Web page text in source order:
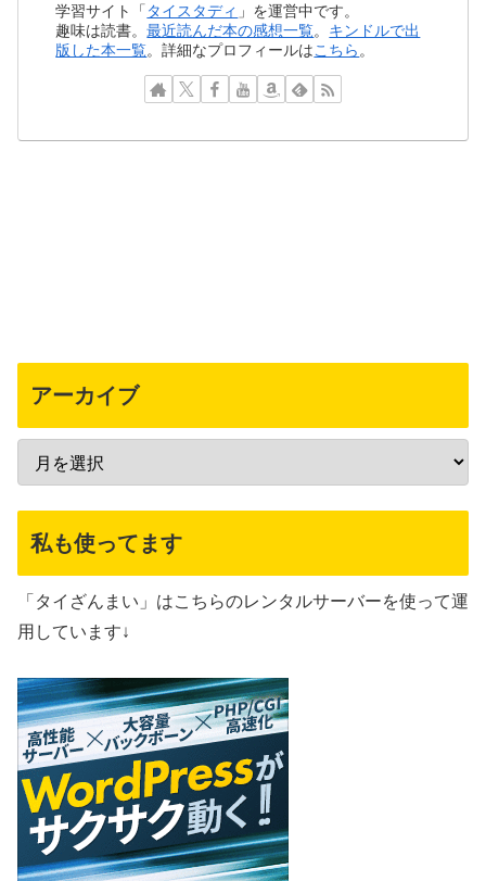
学習サイト「タイスタディ 」を運営中です。
趣味は読書。最近読んだ本の感想一覧。 キンドルで出
版した本一覧。詳細なプロフィールはこちら 。
アーカイブ
私も使ってます
「タイざんまい」はこちらのレンタルサーバーを使って運
用しています↓